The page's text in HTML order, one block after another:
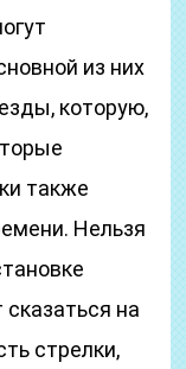
из них
которую,
также
Нельзя
на
стрелки,